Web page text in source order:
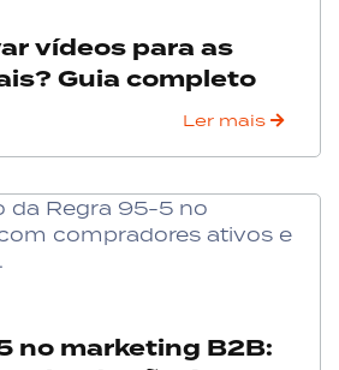
vídeos para as
Guia completo
Ler mais
no marketing B2B: